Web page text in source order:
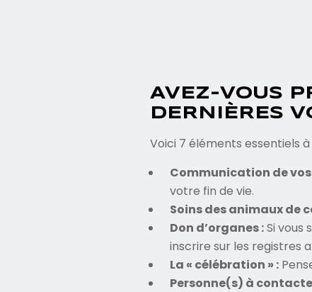
AVEZ-VOUS
DERNIÈRES
Voici 7 éléments essentiels
Communication de
votre fin de vie.
Soins des animaux de
Don d’organes :Si vous
inscrire sur les registres
La « célébration » :
Personne(s) à